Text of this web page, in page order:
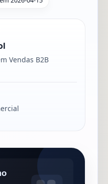
Vendas B2B